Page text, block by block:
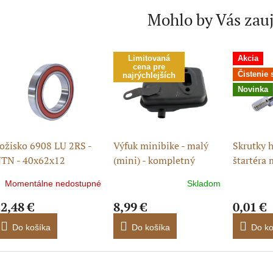
Mohlo by Vás
6908 LU 2RS -
- 40x62x12
Momentálne nedostupné
€
Do košíka
Limitovaná
cena pre
najrýchlejších
Výfuk minibike - malý
(mini) - kompletný
Skladom
8,99 €
Do košíka
Akcia
Čistenie
Novinka
Skrutky
štartéra
0,01 €
Do